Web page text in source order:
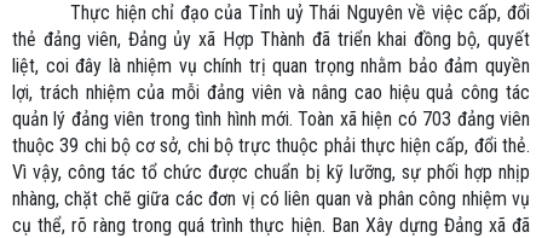
Thực hiện chỉ đạo của Tỉnh uỷ Thái Nguyên về việc cấp, đổi
thẻ đảng viên, Đảng ủy xã Hợp Thành đã triển khai đồng bộ, quyết
liệt, coi đây là nhiệm vụ chính trị quan trọng nhằm bảo đảm quyền
lợi, trách nhiệm của mỗi đảng viên và nâng cao hiệu quả công tác
quản lý đảng viên trong tình hình mới. Toàn xã hiện có 703 đảng viên
thuộc 39 chi bộ cơ sở, chi bộ trực thuộc phải thực hiện cấp, đổi thẻ.
Vì vậy, công tác tổ chức được chuẩn bị kỹ lưỡng, sự phối hợp nhịp
nhàng, chặt chẽ giữa các đơn vị có liên quan và phân công nhiệm vụ
cụ thể, rõ ràng trong quá trình thực hiện. Ban Xây dựng Đảng xã đã